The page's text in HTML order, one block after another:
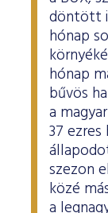
döntött
hónap
hónap
bűvös
a
37
szezon
közé
a